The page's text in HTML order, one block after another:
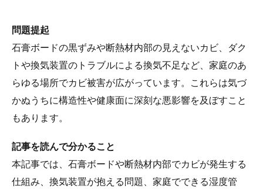
問題提起
石膏ボードの黒ずみや断熱材内部の見えないカビ、ダク
トや換気装置のトラブルによる換気不足など、家庭のあ
らゆる場所でカビ被害が広がっています。これらは気づ
かぬうちに構造性や健康面に深刻な悪影響を及ぼすこと
もあります。
記事を読んで分かること
本記事では、石膏ボードや断熱材内部でカビが発生する
仕組み、換気装置が抱える問題、家庭でできる湿度管